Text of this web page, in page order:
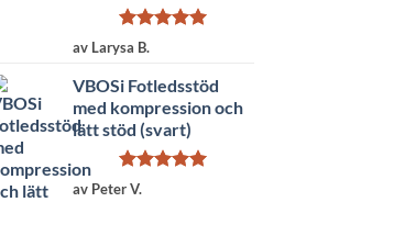
Betygsatt
av Larysa B.
VBOSi Fotledsstöd
med kompression och
lätt stöd (svart)
Betygsatt
av Peter V.